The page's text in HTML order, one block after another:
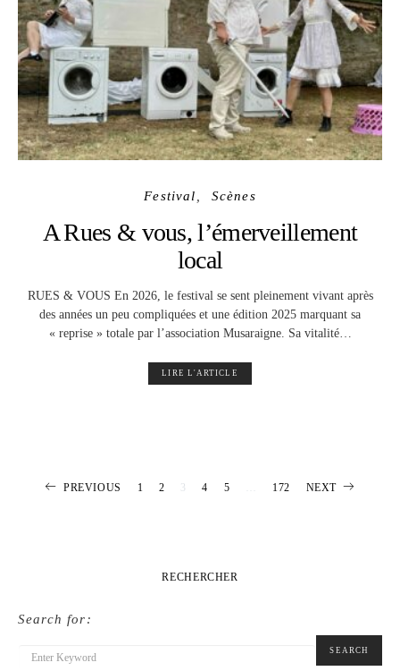
Festival Scènes
A Rues & vous, l’émerveillement
local
RUES & VOUS En 2026, le festival se sent pleinement vivant après
des années un peu compliquées et une édition 2025 marquant sa
« reprise » totale par l’association Musaraigne. Sa vitalité…
LIRE L'ARTICLE
Pagination
publications
PREVIOUS 1 2 3 4 5 172 NEXT
RECHERCHER
Search for:
SEARCH